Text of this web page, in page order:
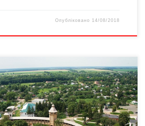
Опубліковано 14/08/2018
обміняв власний бізнес у Чехії на
Якби таких голів в Україні побільше
у Європі. Цікава особистість,
і нашого буковинського читача.